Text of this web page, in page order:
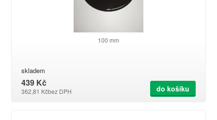
100 mm
skladem
439 Kč
362,81 Kčbez DPH do košíku